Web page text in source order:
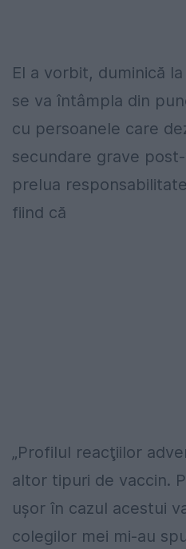
El a vorbit, duminică
se va întâmpla din
cu persoanele care
secundare grave
prelua
fiind că
„Profilul reacţiilor
altor tipuri de vaccin.
uşor în cazul acestui
colegilor mei mi-au